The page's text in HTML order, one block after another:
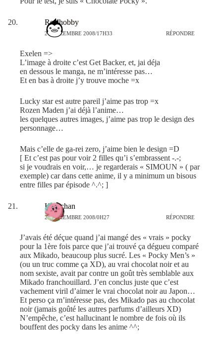
Realhobby
27 DÉCEMBRE 2008/17H33 RÉPONDRE
Exelen =>
L’image à droite c’est Get Backer, et, jai déja
en dessous le manga, ne m’intéresse pas…
Et en bas à droite j’y trouve moche =x
Lucky star est autre pareil j’aime pas trop =x
Rozen Maden j’ai déjà l’anime…
les quelques autres images, j’aime pas trop le design des
personnage…
Mais c’elle de ga-rei zero, j’aime bien le design =D
[ Et c’est pas pour voir 2 filles qu’i s’embrassent -.-;
si je voudrais en voir,… je regarderais « SIMOUN » ( par
exemple) car dans cette anime, il y a minimum un bisous
entre filles par épisode ^.^; ]
Kao-chan
28 DÉCEMBRE 2008/0H27 RÉPONDRE
J’avais été déçue quand j’ai mangé des « vrais » pocky
pour la 1ère fois parce que j’ai trouvé ça dégueu comparé
aux Mikado, beaucoup plus sucré. Les « Pocky Men’s »
(ou un truc comme ça XD), au vrai chocolat noir et au
nom sexiste, avait par contre un goût très semblable aux
Mikado franchouillard. J’en conclus juste que c’est
vachement viril d’aimer le vrai chocolat noir au Japon…
Et perso ça m’intéresse pas, des Mikado pas au chocolat
noir (jamais goûté les autres parfums d’ailleurs XD)
N’empêche, c’est hallucinant le nombre de fois où ils
bouffent des pocky dans les anime ^^;